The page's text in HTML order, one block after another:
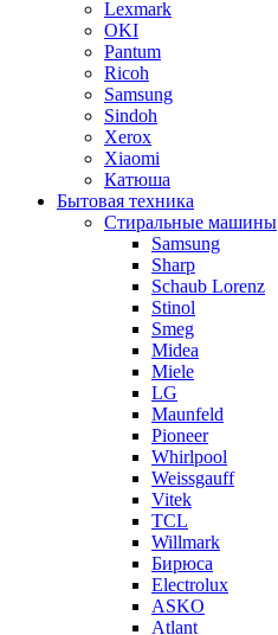
Lexmark
OKI
Pantum
Ricoh
Samsung
Sindoh
Xerox
Xiaomi
Катюша
Бытовая техника
Стиральные машины
Samsung
Sharp
Schaub Lorenz
Stinol
Smeg
Midea
Miele
LG
Maunfeld
Pioneer
Whirlpool
Weissgauff
Vitek
TCL
Willmark
Бирюса
Electrolux
ASKO
Atlant